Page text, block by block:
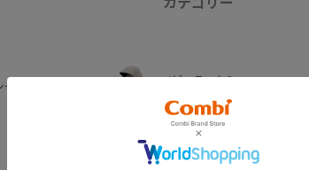
ト
ベビーラック＆
トイレグッズ